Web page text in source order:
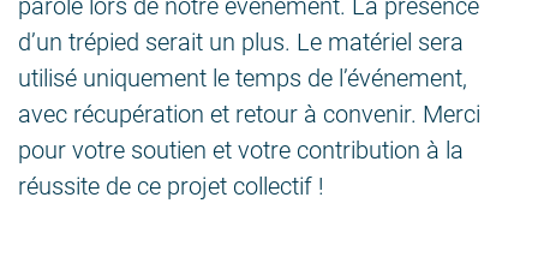
parole lors de notre événement. La présence
d’un trépied serait un plus. Le matériel sera
utilisé uniquement le temps de l’événement,
avec récupération et retour à convenir. Merci
pour votre soutien et votre contribution à la
réussite de ce projet collectif !